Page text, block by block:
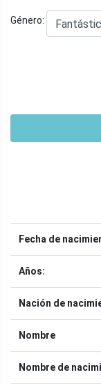
Género:
Fecha de
Años:
Nación de
Nombre
Nombre de